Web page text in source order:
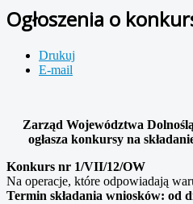
Ogłoszenia o
Drukuj
E-mail
Zarząd Województwa
ogłasza konkursy na
Konkurs nr 1/VII/12/OW
Na operacje, które odpowiadają
Termin składania wniosków: od